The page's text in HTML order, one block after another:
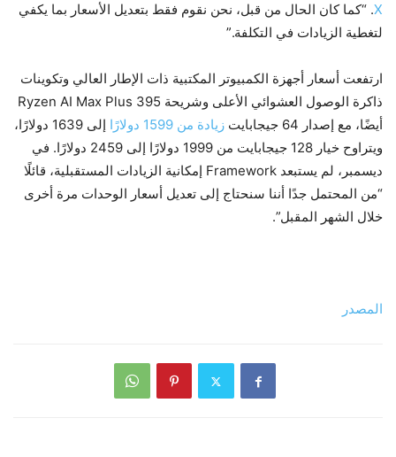
X. “كما كان الحال من قبل، نحن نقوم فقط بتعديل الأسعار بما يكفي
لتغطية الزيادات في التكلفة.”
ارتفعت أسعار أجهزة الكمبيوتر المكتبية ذات الإطار العالي وتكوينات
ذاكرة الوصول العشوائي الأعلى وشريحة Ryzen AI Max Plus 395
أيضًا، مع إصدار 64 جيجابايت
زيادة من 1599 دولارًا
إلى 1639 دولارًا،
ويتراوح خيار 128 جيجابايت من 1999 دولارًا إلى 2459 دولارًا. في
ديسمبر، لم يستبعد Framework إمكانية الزيادات المستقبلية، قائلًا
“من المحتمل جدًا أننا سنحتاج إلى تعديل أسعار الوحدات مرة أخرى
خلال الشهر المقبل”.
المصدر